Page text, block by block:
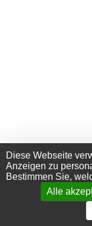
Diese Webseite
Anzeigen zu
Bestimmen Sie,
Alle
+33 (0) 476 411